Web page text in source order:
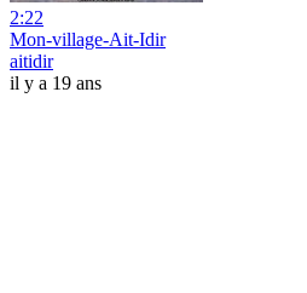
2:22
Mon-village-Ait-Idir
aitidir
il y a 19 ans